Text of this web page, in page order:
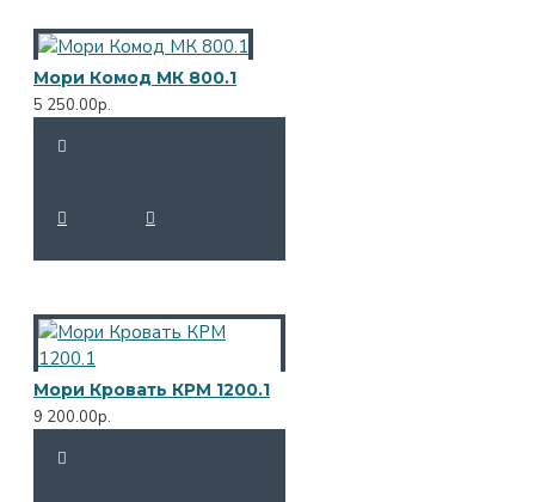
Мори Комод МК 800.1
5 250.00р.
Мори Кровать КРМ 1200.1
9 200.00р.